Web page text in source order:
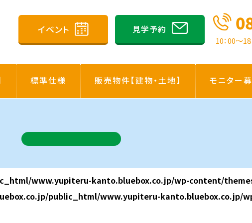
標準仕様 販売物件【建物・土地】 モニター
イベント 見学予約
10：00～
www.yupiteru-kanto.bluebox.co.jp/wp-content/
public_html/www.yupiteru-kanto.bluebox.co.jp/